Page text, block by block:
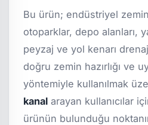
Bu ürün; endüstriyel
otoparklar, depo alanları,
peyzaj ve yol kenarı
doğru zemin hazırlığı ve
yöntemiyle kullanılmak
kanal arayan kullanıcılar
ürünün bulunduğu